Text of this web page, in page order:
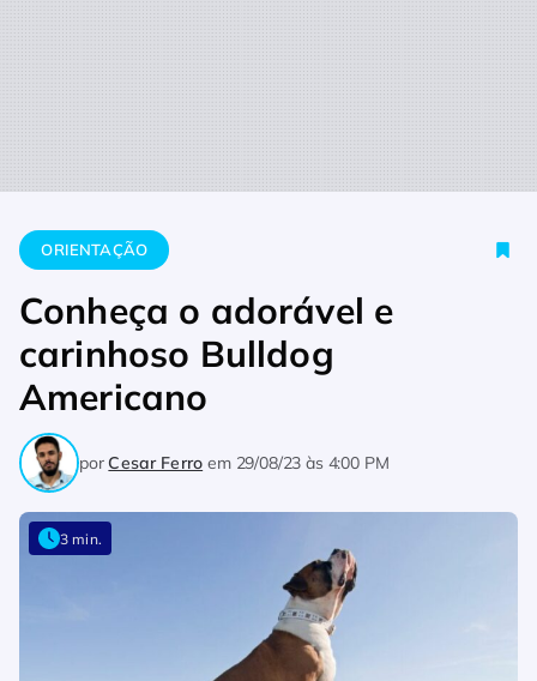
Home Orientação Conheça o adorável e carinhoso Bulldog
ORIENTAÇÃO
Conheça o adorável e
carinhoso Bulldog
Americano
porCesar Ferro em 29/08/23 às 4:00 PM
3 min.